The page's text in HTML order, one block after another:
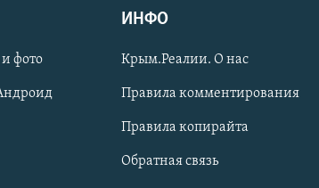
фото
ИНФО
Крым.Реалии. О нас
Правила комментирования
Правила копирайта
Обратная связь